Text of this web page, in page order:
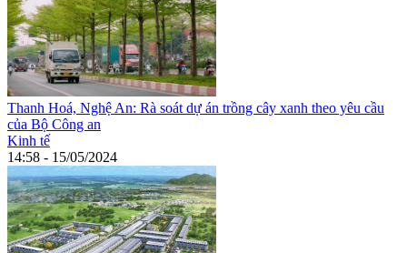
Thanh Hoá, Nghệ An: Rà soát dự án trồng cây xanh theo yêu cầu
của Bộ Công an
Kinh tế
14:58 - 15/05/2024